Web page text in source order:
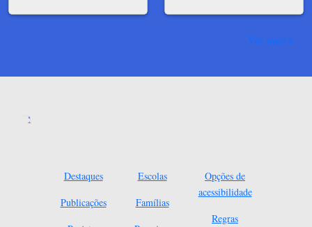
Ver mais
Destaques
Publicações
Escolas
Famílias
Opções de
acessibilidade
Regras